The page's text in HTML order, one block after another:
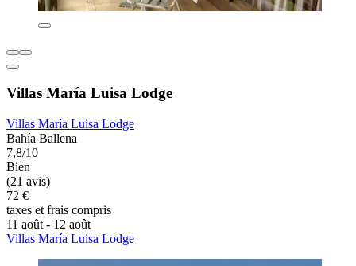
Villas María Luisa Lodge
Villas María Luisa Lodge
Bahía Ballena
7,8/10
Bien
(21 avis)
72 €
taxes et frais compris
11 août - 12 août
Villas María Luisa Lodge